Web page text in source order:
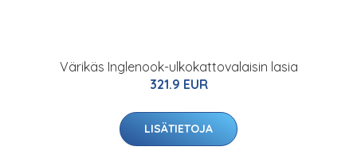
Värikäs Inglenook-ulkokattovalaisin lasia
321.9 EUR
LISÄTIETOJA